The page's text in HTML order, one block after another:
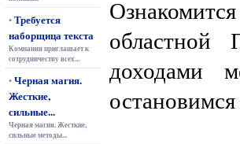
•Требуется
наборщица текста
Компания приглашает к
сотрудничеству всех...
•Черная магия.
Жесткие,
сильные...
Черная магия. Жесткие,
сильные методы...
доходами